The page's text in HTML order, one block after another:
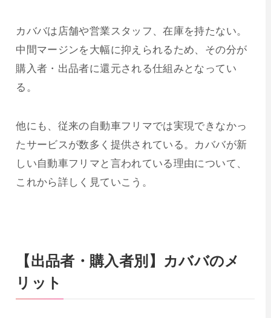
カババは店舗や営業スタッフ、在庫を持たない。
中間マージンを大幅に抑えられるため、その分が
購入者・出品者に還元される仕組みとなってい
る。
他にも、従来の自動車フリマでは実現できなかっ
たサービスが数多く提供されている。カババが新
しい自動車フリマと言われている理由について、
これから詳しく見ていこう。
【出品者・購入者別】カババのメ
リット